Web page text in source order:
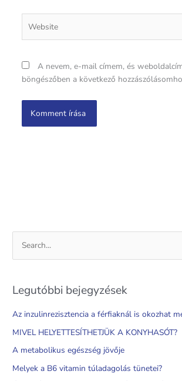
A nevem, e-mail címem, és
böngészőben a következő
e
r
c
r
Legutóbbi bejegyzések
Az inzulinrezisztencia a férfiaknál is okozhat
MIVEL HELYETTESÍTHETJÜK A KONYHASÓT?
A metabolikus egészség jövője
Melyek a B6 vitamin túladagolás tünetei?